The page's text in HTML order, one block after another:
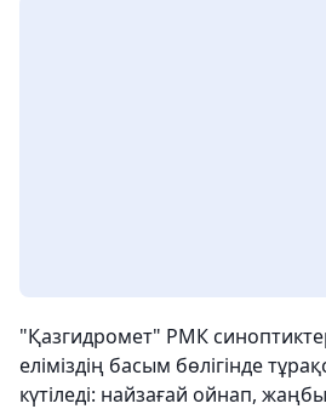
"Қазгидромет" РМК
еліміздің басым бөлігінде
күтіледі: найзағай ойнап,